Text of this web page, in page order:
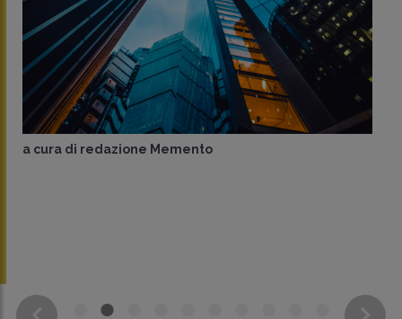
a cura di redazione Memento